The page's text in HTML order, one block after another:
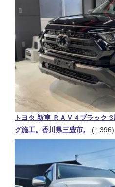
トヨタ 新車 ＲＡＶ４ブラック
グ施工。香川県三豊市。
(1,396)